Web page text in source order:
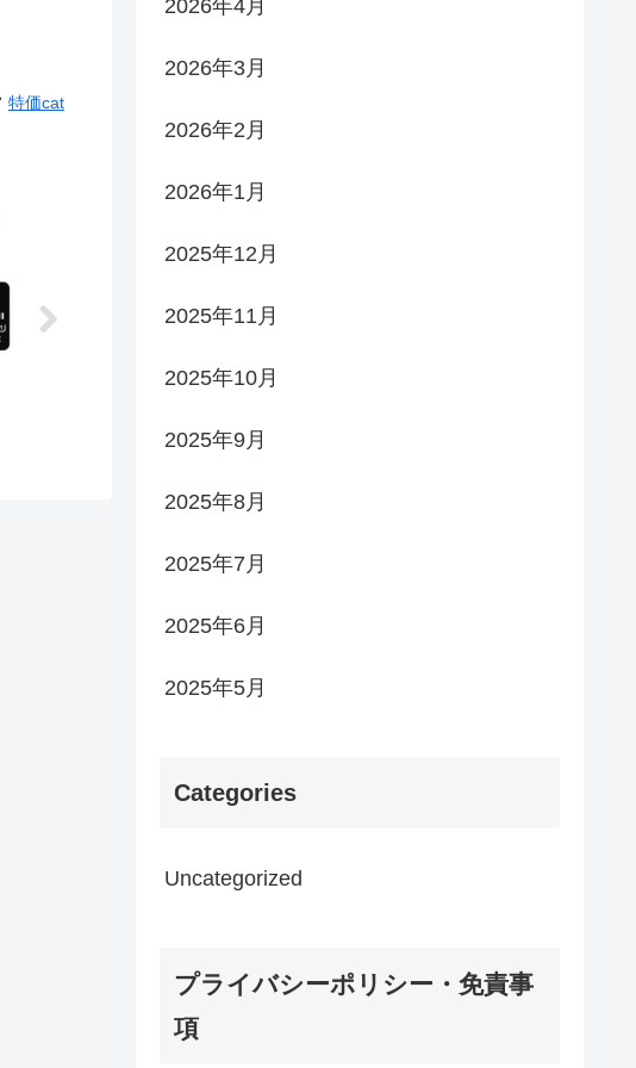
特価cat
2026年4月
2026年3月
2026年2月
2026年1月
2025年12月
2025年11月
2025年10月
2025年9月
2025年8月
2025年7月
2025年6月
2025年5月
Categories
Uncategorized
プライバシーポリシー・免責事
項